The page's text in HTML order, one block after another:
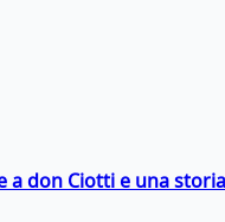
a don Ciotti e una